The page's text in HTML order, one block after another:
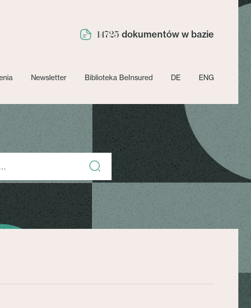
14725 dokumentów w bazie
Newsletter Biblioteka BeInsured DE ENG